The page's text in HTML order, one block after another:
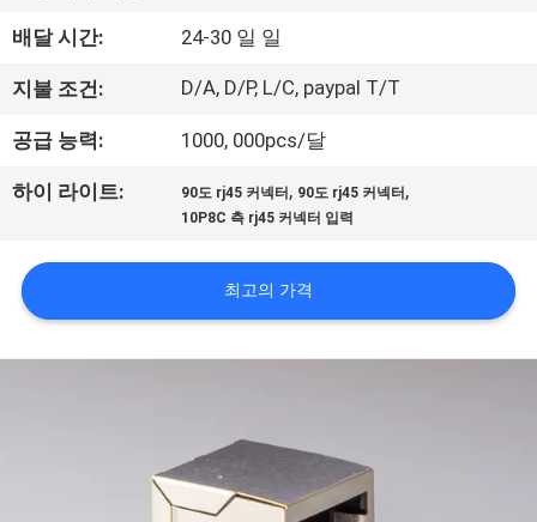
공
장
여
행
품
질
관
배달 시간: 24-30 일 일
지불 조건: D/A, D/P, L/C, paypal T/T
공급 능력: 1000, 000pcs/달
하이 라이트: 90도 rj45 커넥터 , 90도 rj45 커넥터 ,
10P8C 측 rj45 커넥터 입력
최고의 가격